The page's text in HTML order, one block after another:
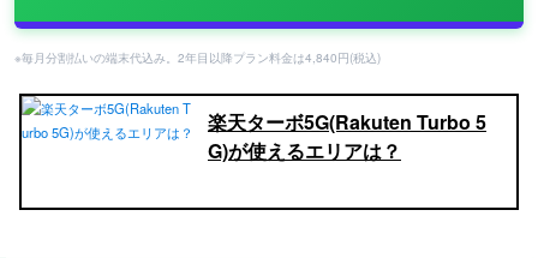
※毎月分割払いの端末代込み。2年目以降プラン料金は4,840円(税込)
楽天ターボ5G(Rakuten Turbo 5
G)が使えるエリアは？